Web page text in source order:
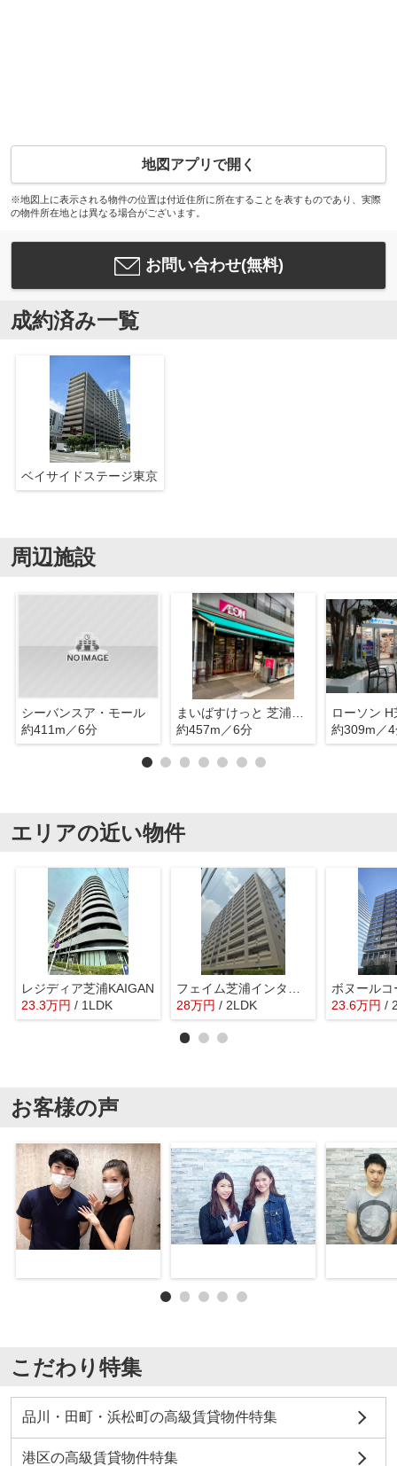
地図アプリで開く
※地図上に表示される物件の位置は付近住所に所在することを表すものであり、実際
の物件所在地とは異なる場合がございます。
お問い合わせ(無料)
成約済み一覧
ベイサイドステージ東京
周辺施設
シーバンスア・モール
約411m／6分
まいばすけっと 芝浦1丁目店
約457m／6分
約309m／
エリアの近い物件
レジディア芝浦KAIGAN
23.3万円 / 1LDK
28万円 / 2LDK
ボヌールコ
23.6万円 /
お客様の声
こだわり特集
品川・田町・浜松町の高級賃貸物件特集
港区の高級賃貸物件特集